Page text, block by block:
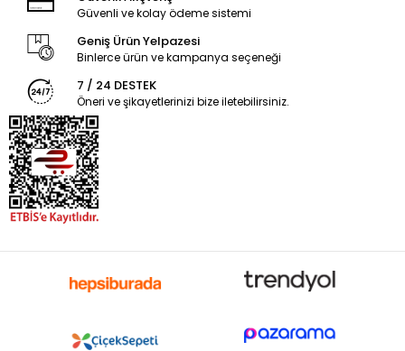
Güvenli ve kolay ödeme sistemi
Geniş Ürün Yelpazesi
Binlerce ürün ve kampanya seçeneği
7 / 24 DESTEK
Öneri ve şikayetlerinizi bize iletebilirsiniz.